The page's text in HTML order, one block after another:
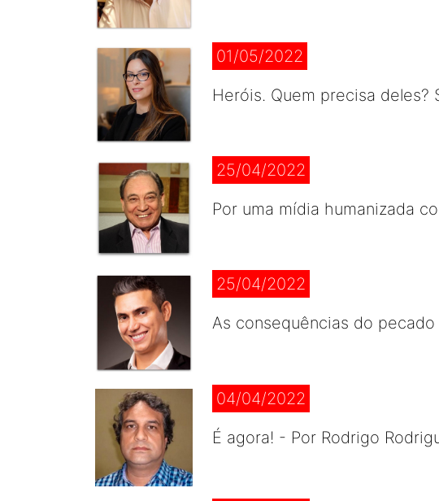
01/05/2022
Heróis. Quem precisa deles?
25/04/2022
Por uma mídia humanizada
25/04/2022
As consequências do
04/04/2022
É agora! - Por Rodrigo